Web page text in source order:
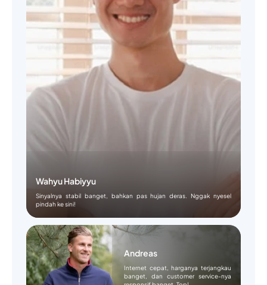
Wahyu Habiyyu
Sinyalnya stabil banget, bahkan pas hujan deras. Nggak nyesel
pindah ke sini!
Andreas
Internet cepat, harganya terjangkau
banget, dan customer service-nya